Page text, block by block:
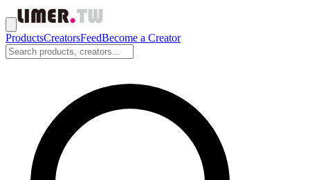
ProductsCreatorsFeedBecome a Creator